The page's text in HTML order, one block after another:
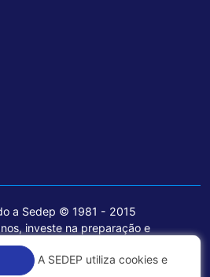
a Sedep © 1981 - 2015
investe na preparação e
e na aquisição de tecnologia de
seu portfólio de serviços voltados
A SEDEP utiliza cookies e